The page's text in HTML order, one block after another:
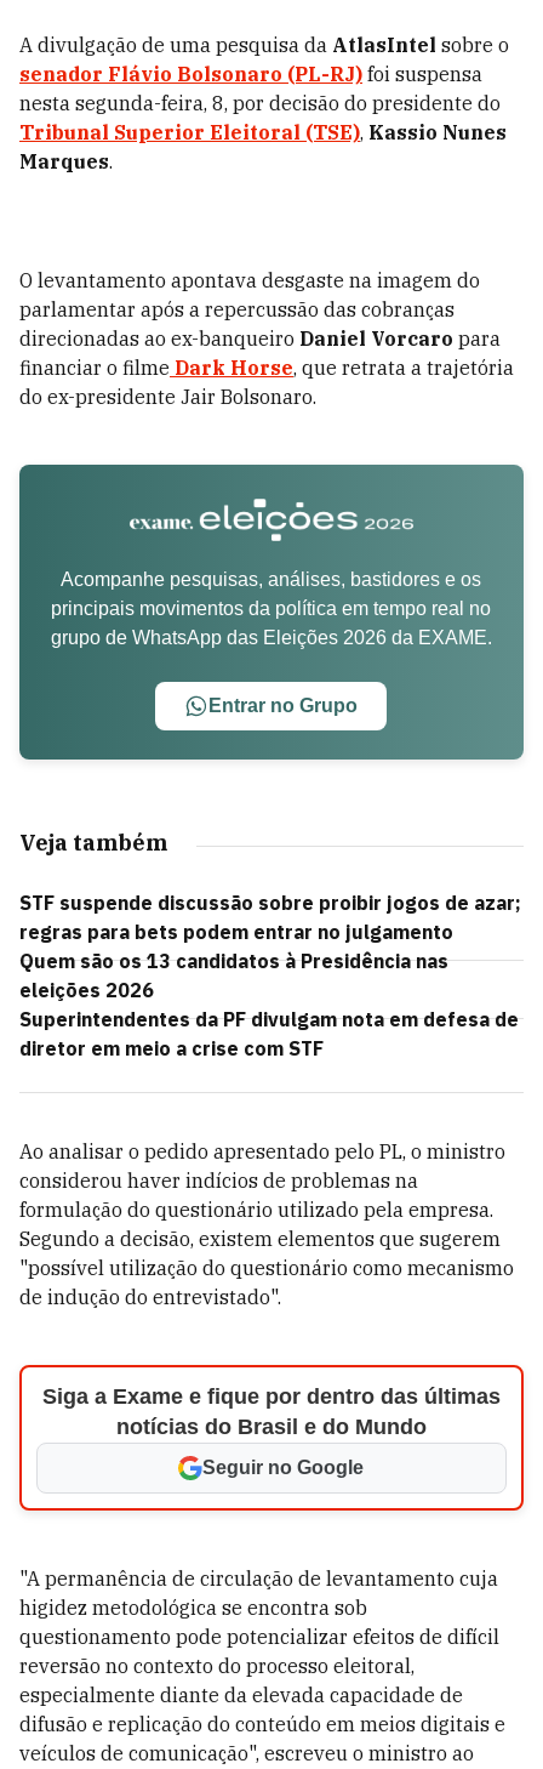
A divulgação de uma pesquisa da AtlasIntel sobre o
senador Flávio Bolsonaro (PL-RJ) foi suspensa
nesta segunda-feira, 8, por decisão do presidente do
Tribunal Superior Eleitoral (TSE), Kassio Nunes
Marques.
O levantamento apontava desgaste na imagem do
parlamentar após a repercussão das cobranças
direcionadas ao ex-banqueiro Daniel Vorcaro para
financiar o filme Dark Horse, que retrata a trajetória
do ex-presidente Jair Bolsonaro.
Acompanhe pesquisas, análises, bastidores e os
principais movimentos da política em tempo real no
grupo de WhatsApp das Eleições 2026 da EXAME.
Entrar no Grupo
Veja também
STF suspende discussão sobre proibir jogos de azar;
regras para bets podem entrar no julgamento
Quem são os 13 candidatos à Presidência nas
eleições 2026
Superintendentes da PF divulgam nota em defesa de
diretor em meio a crise com STF
Ao analisar o pedido apresentado pelo PL, o ministro
considerou haver indícios de problemas na
formulação do questionário utilizado pela empresa.
Segundo a decisão, existem elementos que sugerem
"possível utilização do questionário como mecanismo
de indução do entrevistado".
Siga a Exame e fique por dentro das últimas
notícias do Brasil e do Mundo
Seguir no Google
"A permanência de circulação de levantamento cuja
higidez metodológica se encontra sob
questionamento pode potencializar efeitos de difícil
reversão no contexto do processo eleitoral,
especialmente diante da elevada capacidade de
difusão e replicação do conteúdo em meios digitais e
veículos de comunicação", escreveu o ministro ao